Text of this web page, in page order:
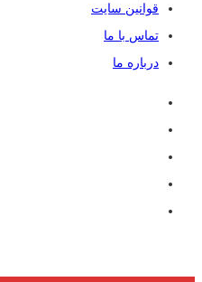
قوانین سایت
تماس با ما
درباره ما